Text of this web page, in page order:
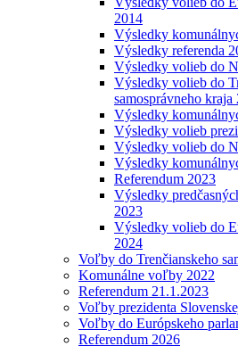
2014
Výsledky
Výsledky referenda
Výsledky volieb do
Výsledky volieb do
samosprávneho kraja
Výsledky
Výsledky volieb
Výsledky volieb do
Výsledky
Referendum 2023
Výsledky
2023
Výsledky volieb do
2024
Voľby do Trenčianskeho
Komunálne voľby 2022
Referendum 21.1.2023
Voľby prezidenta
Voľby do Európskeho
Referendum 2026